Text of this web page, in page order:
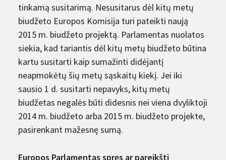
tinkamą susitarimą. Nesusitarus dėl kitų metų
biudžeto Europos Komisija turi pateikti naują
2015 m. biudžeto projektą. Parlamentas nuolatos
siekia, kad tariantis dėl kitų metų biudžeto būtina
kartu susitarti kaip sumažinti didėjantį
neapmokėtų šių metų sąskaitų kiekį. Jei iki
sausio 1 d. susitarti nepavyks, kitų metų
biudžetas negalės būti didesnis nei viena dvyliktoji
2014 m. biudžeto arba 2015 m. biudžeto projekte,
pasirenkant mažesnę sumą.
Europos Parlamentas spręs ar pareikšti